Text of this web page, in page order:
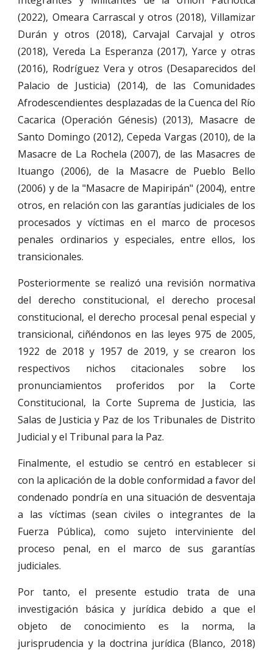
(2022), Omeara Carrascal y otros (2018), Villamizar
Durán y otros (2018), Carvajal Carvajal y otros
(2018), Vereda La Esperanza (2017), Yarce y otras
(2016), Rodríguez Vera y otros (Desaparecidos del
Palacio de Justicia) (2014), de las Comunidades
Afrodescendientes desplazadas de la Cuenca del Río
Cacarica (Operación Génesis) (2013), Masacre de
Santo Domingo (2012), Cepeda Vargas (2010), de la
Masacre de La Rochela (2007), de las Masacres de
Ituango (2006), de la Masacre de Pueblo Bello
(2006) y de la "Masacre de Mapiripán" (2004), entre
otros, en relación con las garantías judiciales de los
procesados y víctimas en el marco de procesos
penales ordinarios y especiales, entre ellos, los
transicionales.
Posteriormente se realizó una revisión normativa
del derecho constitucional, el derecho procesal
constitucional, el derecho procesal penal especial y
transicional, ciñéndonos en las leyes 975 de 2005,
1922 de 2018 y 1957 de 2019, y se crearon los
respectivos nichos citacionales sobre los
pronunciamientos proferidos por la Corte
Constitucional, la Corte Suprema de Justicia, las
Salas de Justicia y Paz de los Tribunales de Distrito
Judicial y el Tribunal para la Paz.
Finalmente, el estudio se centró en establecer si
con la aplicación de la doble conformidad a favor del
condenado pondría en una situación de desventaja
a las víctimas (sean civiles o integrantes de la
Fuerza Pública), como sujeto interviniente del
proceso penal, en el marco de sus garantías
judiciales.
Por tanto, el presente estudio trata de una
investigación básica y jurídica debido a que el
objeto de conocimiento es la norma, la
jurisprudencia y la doctrina jurídica (Blanco, 2018)